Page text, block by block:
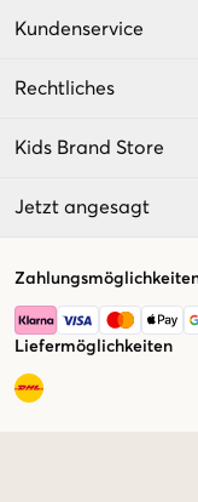
Kundenservice
Rechtliches
Kids Brand Store
Jetzt angesagt
Liefermöglichkeiten